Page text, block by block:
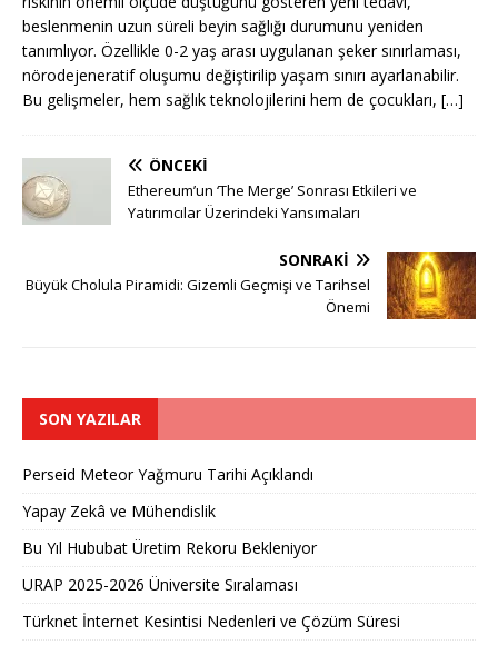
beslenmenin uzun süreli beyin sağlığı durumunu yeniden
tanımlıyor. Özellikle 0-2 yaş arası uygulanan şeker sınırlaması,
nörodejeneratif oluşumu değiştirilip yaşam sınırı ayarlanabilir.
Bu gelişmeler, hem sağlık teknolojilerini hem de çocukları, […]
ÖNCEKI
Ethereum’un ‘The Merge’ Sonrası Etkileri ve
Yatırımcılar Üzerindeki Yansımaları
SONRAKI
Büyük Cholula Piramidi: Gizemli Geçmişi ve Tarihsel
Önemi
SON YAZILAR
Perseid Meteor Yağmuru Tarihi Açıklandı
Yapay Zekâ ve Mühendislik
Bu Yıl Hububat Üretim Rekoru Bekleniyor
URAP 2025-2026 Üniversite Sıralaması
Türknet İnternet Kesintisi Nedenleri ve Çözüm Süresi